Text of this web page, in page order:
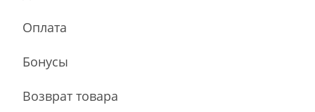
Оплата
Бонусы
Возврат товара